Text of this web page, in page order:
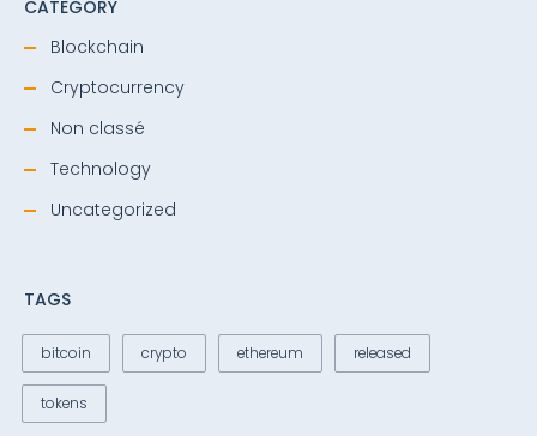
CATEGORY
Blockchain
Cryptocurrency
Non classé
Technology
Uncategorized
TAGS
bitcoin crypto ethereum released
tokens